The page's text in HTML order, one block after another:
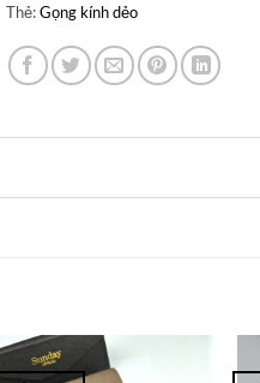
Thẻ:Gọng kính dẻo